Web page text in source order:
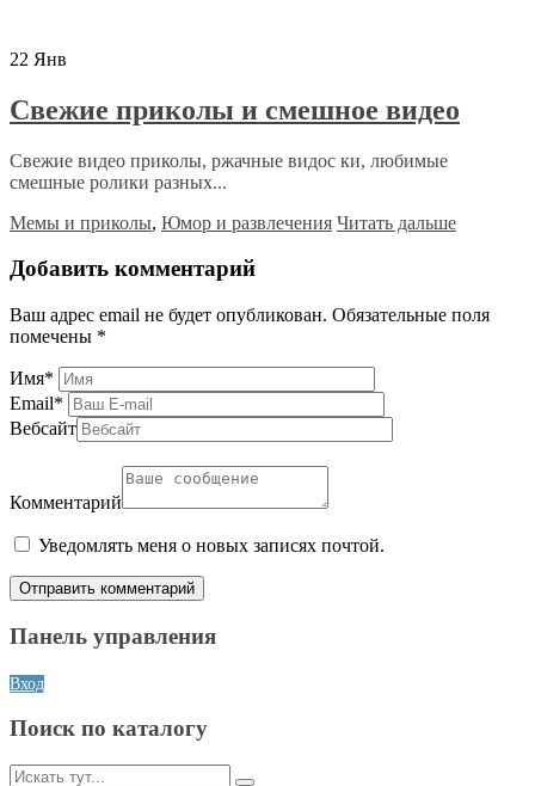
22 Янв
Свежие приколы и смешное видео
Свежие видео приколы, ржачные видос ки, любимые
смешные ролики разных...
Мемы и приколы, Юмор и развлечения Читать дальше
Добавить комментарий
Ваш адрес email не будет опубликован. Обязательные поля
помечены *
Имя*
Email*
Вебсайт
Комментарий
Уведомлять меня о новых записях почтой.
Панель управления
Вход
Поиск по каталогу
Искать: